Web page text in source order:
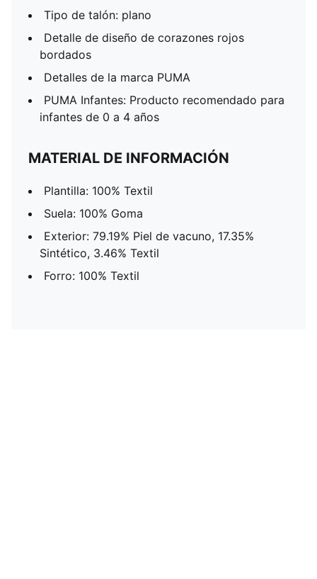
Tipo de talón: plano
Detalle de diseño de corazones rojos
bordados
Detalles de la marca PUMA
PUMA Infantes: Producto recomendado para
infantes de 0 a 4 años
MATERIAL DE INFORMACIÓN
Plantilla: 100% Textil
Suela: 100% Goma
Exterior: 79.19% Piel de vacuno, 17.35%
Sintético, 3.46% Textil
Forro: 100% Textil